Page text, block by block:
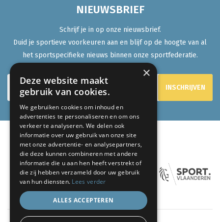
NIEUWSBRIEF
Schrijf je in op onze nieuwsbrief.
Duid je sportieve voorkeuren aan en blijf op de hoogte van al
het sportspecifieke nieuws binnen onze sportfederatie.
ONZE PARTNERS:
×
Deze website maakt
gebruik van cookies.
We gebruiken cookies om inhoud en
advertenties te personaliseren en om ons
verkeer te analyseren. We delen ook
informatie over uw gebruik van onze site
met onze advertentie- en analysepartners,
die deze kunnen combineren met andere
informatie die u aan hen heeft verstrekt of
die zij hebben verzameld door uw gebruik
van hun diensten. Lees verder
ALLES ACCEPTEREN